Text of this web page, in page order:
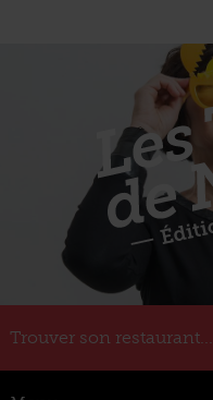
Trouver son restaurant...